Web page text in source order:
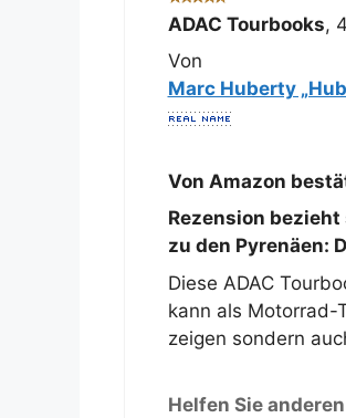
ADAC Tourbooks,
Von
Marc Huberty
Von Amazon
Rezension
zu den Pyrenäen:
Diese ADAC
kann als Motorrad-
zeigen sondern
Helfen Sie